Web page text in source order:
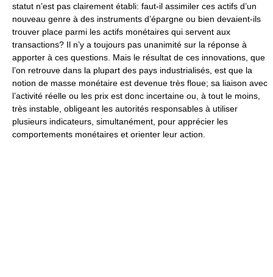
statut n’est pas clairement établi: faut-il assimiler ces actifs d’un
nouveau genre à des instruments d’épargne ou bien devaient-ils
trouver place parmi les actifs monétaires qui servent aux
transactions? Il n’y a toujours pas unanimité sur la réponse à
apporter à ces questions. Mais le résultat de ces innovations, que
l’on retrouve dans la plupart des pays industrialisés, est que la
notion de masse monétaire est devenue très floue; sa liaison avec
l’activité réelle ou les prix est donc incertaine ou, à tout le moins,
très instable, obligeant les autorités responsables à utiliser
plusieurs indicateurs, simultanément, pour apprécier les
comportements monétaires et orienter leur action.